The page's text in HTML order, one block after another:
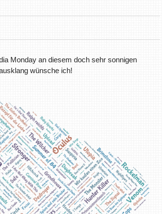
Monday an diesem doch sehr sonnigen
wünsche ich!